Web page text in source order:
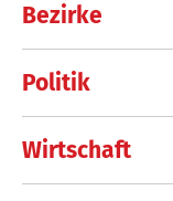
Bezirke
Politik
Wirtschaft